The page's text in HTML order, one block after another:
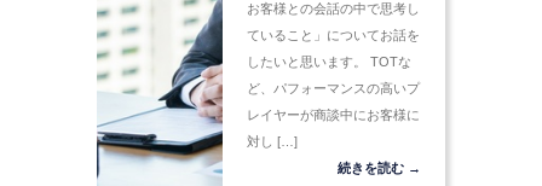
お客様との会話の中で思考し
ていること」についてお話を
したいと思います。 TOTな
ど、パフォーマンスの高いプ
レイヤーが商談中にお客様に
対し […]
続きを読む →